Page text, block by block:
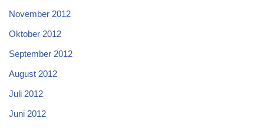
November 2012
Oktober 2012
September 2012
August 2012
Juli 2012
Juni 2012